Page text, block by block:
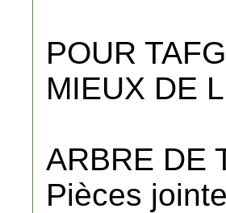
POUR
MIEUX DE
ARBRE DE
Pièces